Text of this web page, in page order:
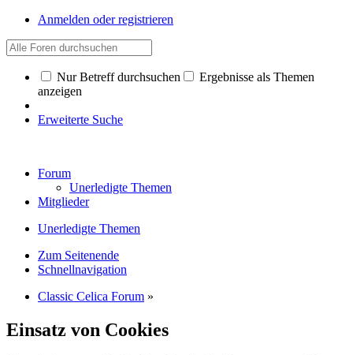
Anmelden oder registrieren
Nur Betreff durchsuchen
Ergebnisse als Themen
anzeigen
Erweiterte Suche
Forum
Unerledigte Themen
Mitglieder
Unerledigte Themen
Zum Seitenende
Schnellnavigation
Classic Celica Forum »
Einsatz von Cookies